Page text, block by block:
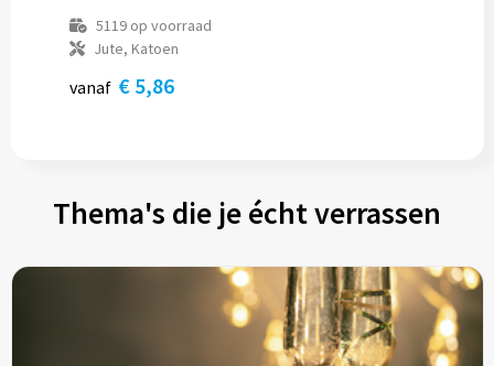
5119op voorraad
Jute, Katoen
vanaf € 5,86
Thema's die je écht verrassen